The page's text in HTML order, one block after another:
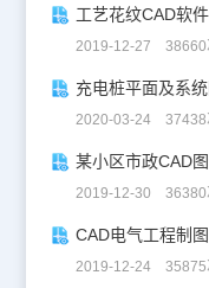
工艺花纹CAD软
2019-12-27 38660
充电桩平面及系
2020-03-24 37438
某小区市政CAD
2019-12-30 36380
CAD电气工程制
2019-12-24 35875